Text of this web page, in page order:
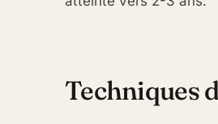
Techniques